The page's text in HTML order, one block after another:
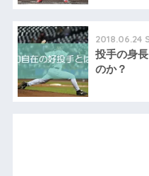
2018.06.24
投手の身
のか？